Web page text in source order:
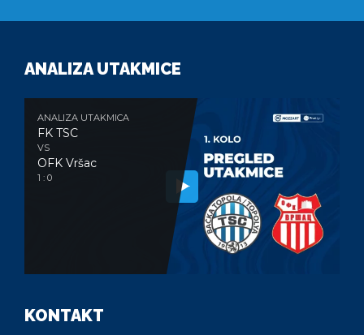
ANALIZA UTAKMICE
ANALIZA UTAKMICA
FK TSC
VS
OFK Vršac
1 : 0
KONTAKT